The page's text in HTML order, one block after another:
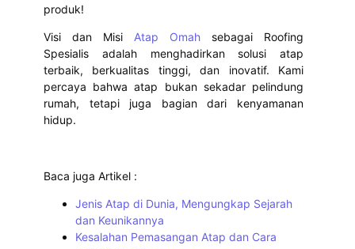
produk!
Visi dan Misi Atap Omah sebagai Roofing
Spesialis adalah menghadirkan solusi atap
terbaik, berkualitas tinggi, dan inovatif. Kami
percaya bahwa atap bukan sekadar pelindung
rumah, tetapi juga bagian dari kenyamanan
hidup.
Baca juga Artikel :
Jenis Atap di Dunia, Mengungkap Sejarah
dan Keunikannya
Kesalahan Pemasangan Atap dan Cara